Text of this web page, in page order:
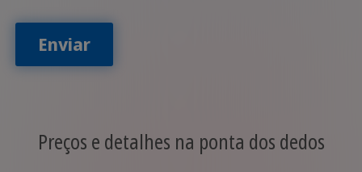
Enviar
Preços e detalhes na ponta dos dedos